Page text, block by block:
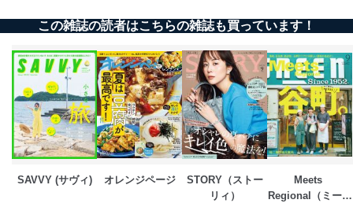
この雑誌の読者はこちらの雑誌も買っています！
SAVVY (サヴィ) オレンジページ
STORY（ストー
リィ）
Meets
Regional（ミーツ